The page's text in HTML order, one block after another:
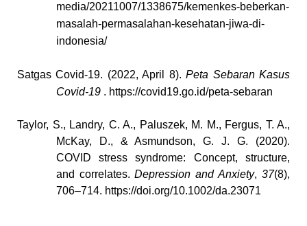
media/20211007/1338675/kemenkes-beberkan-
masalah-permasalahan-kesehatan-jiwa-di-
indonesia/
Satgas Covid-19. (2022, April 8).Peta Sebaran Kasus
Covid-19 . https://covid19.go.id/peta-sebaran
Taylor, S., Landry, C. A., Paluszek, M. M., Fergus, T. A.,
McKay, D., & Asmundson, G. J. G. (2020).
COVID stress syndrome: Concept, structure,
and correlates. Depression and Anxiety, 37(8),
706–714. https://doi.org/10.1002/da.23071